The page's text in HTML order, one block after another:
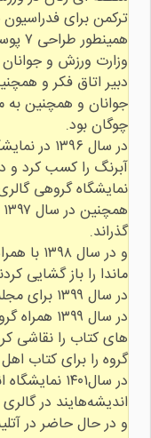
ترکمن برای
وزارت ورزش و
دبیر اتاق فکر و
جوانان و همچنین
در سال
آبرنگ را کسب کرد و
و در
در سال
در سال
در سال۱۴۰۱
و در حال حاضر در